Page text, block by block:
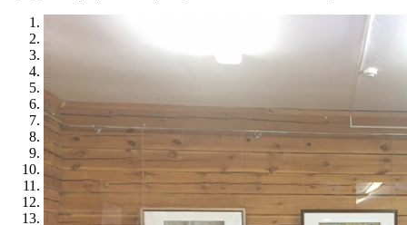
3
5
7
9
10
11
12